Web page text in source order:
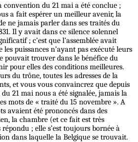
du 21 mai a été conclue ;
a fait espérer un meilleur avenir, la
ne jamais parler dans ses traités du
Il y avait dans ce silence solennel
; c’est que l’assemblée avait
puissances n’ayant pas exécuté leurs
pouvait trouver dans le bénéfice du
pour elles des conditions meilleures.
du trône, toutes les adresses de la
et vous vous convaincrez que depuis
21 mai nous a été signalée, jamais la
mots de « traité du 15 novembre ». A
avaient été prononcés dans des
la chambre (et ce fait est très
; elle s’est toujours bornée à
dans laquelle la Belgique se trouvait.